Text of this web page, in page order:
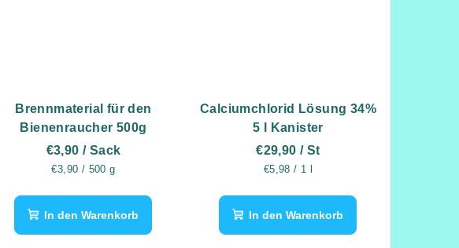
Brennmaterial für den
Bienenraucher 500g
€3,90 / Sack
Verkaufspreis:
€3,90 / 500 g
In den Warenkorb
Calciumchlorid Lösung 34%
5 l Kanister
€29,90/ St
Verkaufspreis:
€5,98 / 1 l
In den Warenkorb